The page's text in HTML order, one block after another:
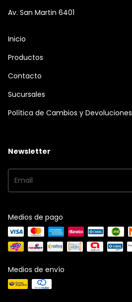
Av. San Martin 6401
Inicio
Productos
Contacto
Sucursales
Política de Cambios y Devoluciones
Newsletter
Medios de pago
Medios de envío